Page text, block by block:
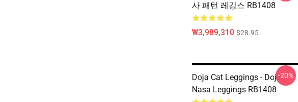
사 패턴 레깅스 RB1408
₩3,989,310 $28.95
Doja Cat Leggings - Doja
Nasa Leggings RB1408
-20%